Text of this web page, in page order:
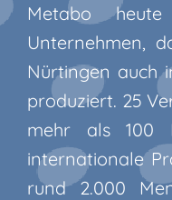
Metabo
Unternehmen,
Nürtingen auch
produziert. 25
mehr als 100
internationale
rund 2.000